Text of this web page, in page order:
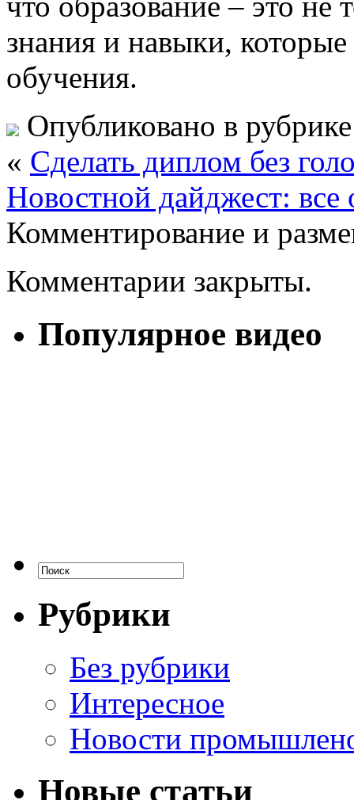
знания и навыки,
обучения.
Опубликовано в
« Сделать диплом без
Новостной дайджест: все
Комментирование и
Комментарии закрыты.
Популярное видео
Рубрики
Без рубрики
Интересное
Новости
Новые статьи